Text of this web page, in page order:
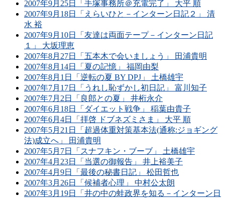
2007年9月25日「手塚事務所＠充電完了」 大平 順
2007年9月18日「えらいひと－インターン日記２」 清
水 裕
2007年9月10日「友達は両面テープ－インターン日記
１」 大坂理恵
2007年8月27日「五本木で会いましょう」 田浦貴明
2007年8月14日「夏の記憶」 福岡由梨
2007年8月1日「逆転の夏 BY DPJ」 土橋雄宇
2007年7月17日「うれし恥ずかし初日記」 富川知子
2007年7月2日「良郎との夏」 井桁永介
2007年6月18日「ダイエット戦争」 稲葉由貴子
2007年6月4日「拝啓 ドブネズミさま」 大平 順
2007年5月21日「超過体重対策基本法(通称:ジョギング
法)成立へ」 田浦貴明
2007年5月7日「スナフキン・ブーブ」 土橋雄宇
2007年4月23日「当選の御報告」 井上裕美子
2007年4月9日「最後の秘書日記」 松田哲也
2007年3月26日「候補者心理」 中村公太朗
2007年3月19日「井の中の蛙政界を知る－インターン日